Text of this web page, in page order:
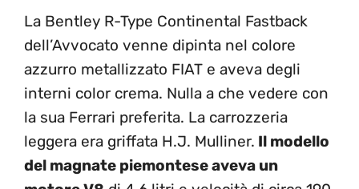
La Bentley R-Type Continental Fastback
dell’Avvocato venne dipinta nel colore
azzurro metallizzato FIAT e aveva degli
interni color crema. Nulla a che vedere con
la sua Ferrari preferita. La carrozzeria
leggera era griffata H.J. Mulliner. Il modello
del magnate piemontese aveva un